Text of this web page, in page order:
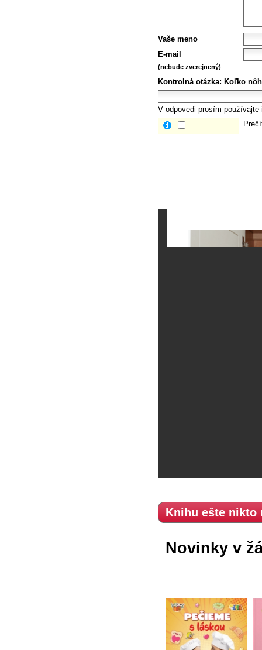
Vaše meno
E-mail
(nebude zverejnený)
Kontrolná otázka: Koľko
V odpovedi prosím
Knihu ešte nikto
Novinky v